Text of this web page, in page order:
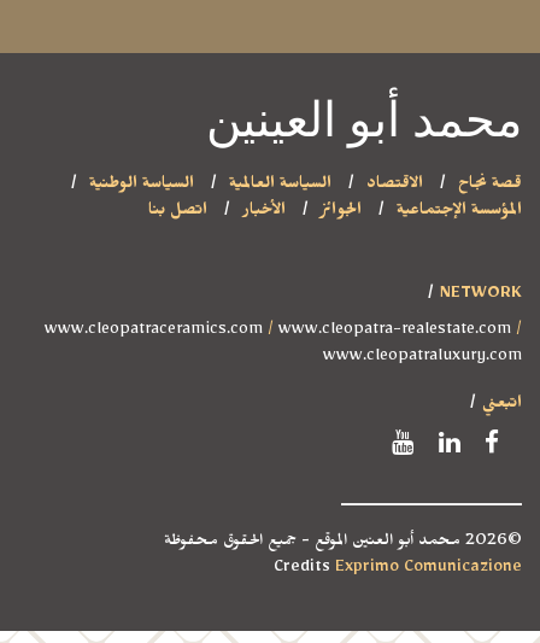
محمد أبو العينين
قصة نجاح الاقتصاد السياسة العالمية
السياسة الوطنية
المؤسسة الإجتماعية
الجوائز الأخبار اتصل بنا
NETWORK
www.cleopatraceramics.com / www.cleopatra-realestate.com /
www.cleopatraluxury.com
اتبعني
©2026 محمد أبو العنين الموقع - جميع الحقوق محفوظة
Credits Exprimo Comunicazione